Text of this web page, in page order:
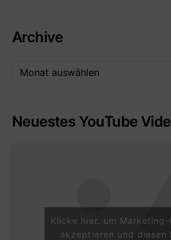
Archive
Neuestes YouTube
Klicke hier, um Marketing-
akzeptieren und diesen